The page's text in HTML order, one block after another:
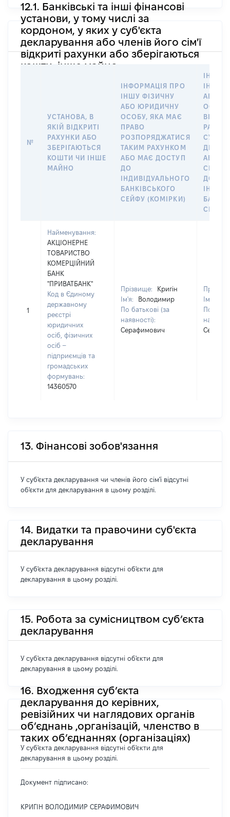
12.1. Банківські та інші фінансові
установи, у тому числі за
кордоном, у яких у суб'єкта
декларування або членів його сім'ї
відкриті рахунки або зберігаються
кошти, інше майно
№
УСТАНОВА, В
ЯКІЙ ВІДКРИТІ
РАХУНКИ АБО
ЗБЕРІГАЮТЬСЯ
КОШТИ ЧИ ІНШЕ
МАЙНО
ІНФОРМАЦІЯ ПРО
ІНШУ ФІЗИЧНУ
АБО ЮРИДИЧНУ
ОСОБУ, ЯКА МАЄ
ПРАВО
РОЗПОРЯДЖАТИСЯ
ТАКИМ РАХУНКОМ
АБО МАЄ ДОСТУП
ДО
ІНДИВІДУАЛЬНОГО
БАНКІВСЬКОГО
СЕЙФУ (КОМІРКИ)
ІНШУ
АБО
АБО
СІМ’Ї
СЕЙФУ
1
Найменування:
АКЦІОНЕРНЕ
ТОВАРИСТВО
КОМЕРЦІЙНИЙ
БАНК
"ПРИВАТБАНК"
Код в Єдиному
державному
реєстрі
юридичних
осіб, фізичних
осіб –
підприємців та
громадських
формувань:
14360570
Прізвище:
Кригін
Ім'я:
Володимир
По батькові (за
наявності):
Серафимович
Ім'я:
По
13. Фінансові зобов'язання
У суб'єкта декларування чи членів його сім'ї відсутні
об'єкти для декларування в цьому розділі.
14. Видатки та правочини суб'єкта
декларування
У суб'єкта декларування відсутні об'єкти для
декларування в цьому розділі.
15. Робота за сумісництвом суб’єкта
декларування
У суб'єкта декларування відсутні об'єкти для
декларування в цьому розділі.
16. Входження суб’єкта
декларування до керівних,
ревізійних чи наглядових органів
об’єднань ,організацій, членство в
таких об’єднаннях (організаціях)
У суб'єкта декларування відсутні об'єкти для
декларування в цьому розділі.
Документ підписано:
КРИГІН ВОЛОДИМИР СЕРАФИМОВИЧ